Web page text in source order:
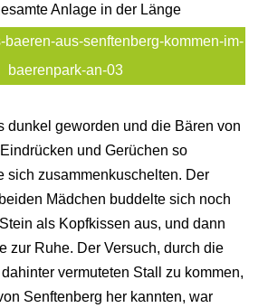
Anlage in der Länge
aus-senftenberg-kommen-im-
baerenpark-an-03
dunkel geworden und die Bären von
und Gerüchen so
sich zusammenkuschelten. Der
Mädchen buddelte sich noch
als Kopfkissen aus, und dann
zur Ruhe. Der Versuch, durch die
vermuteten Stall zu kommen,
Senftenberg her kannten, war